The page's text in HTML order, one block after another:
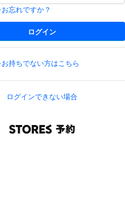
忘れですか？
持ちでない方はこちら
ログインできない場合